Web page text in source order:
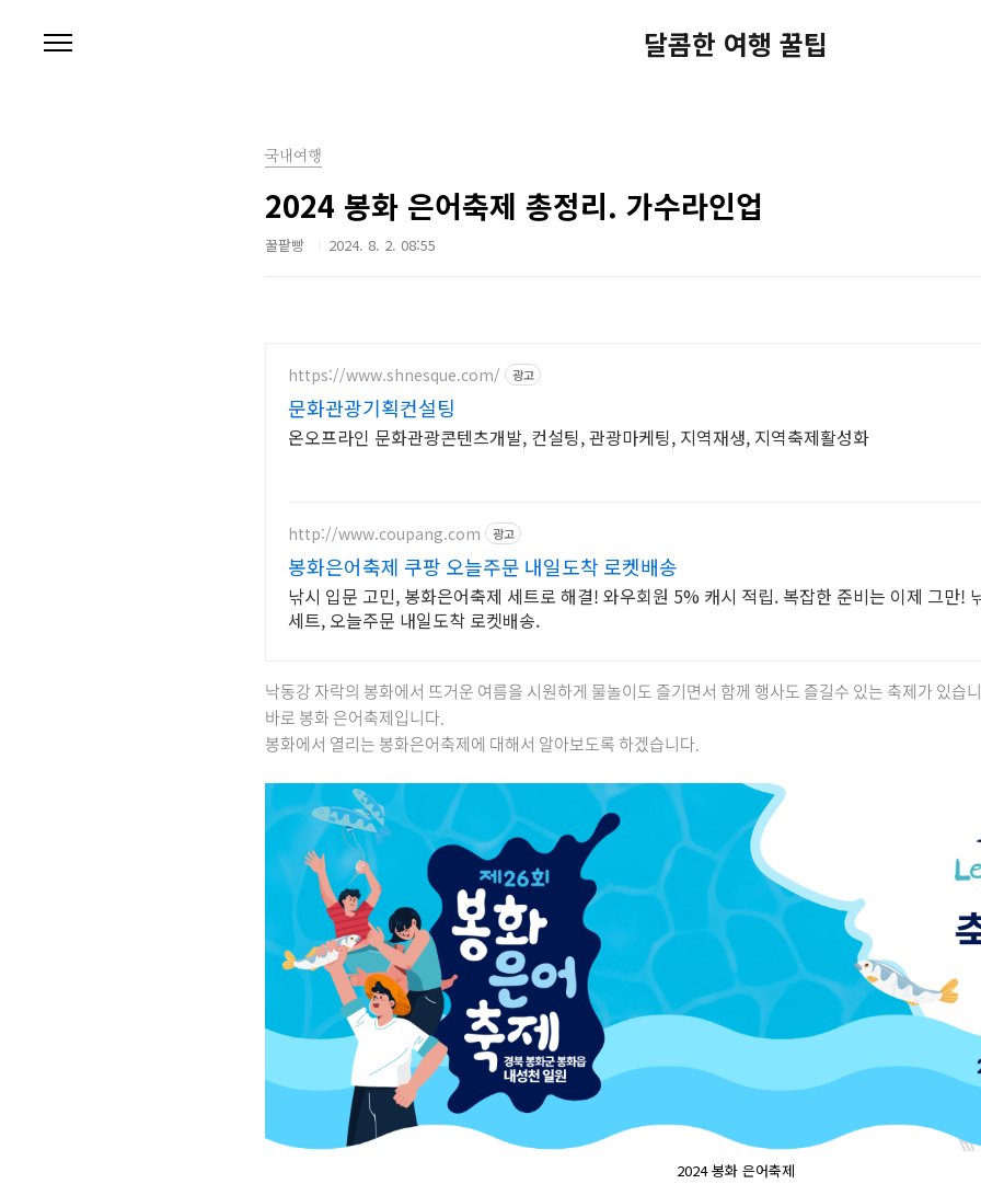
달콤한 여행 꿀팁
국내여행
2024 봉화 은어축제 총정리. 가수라인업
꿀팥빵 2024. 8. 2. 08:55
https://www.shnesque.com/ 광고
문화관광기획컨설팅
온오프라인 문화관광콘텐츠개발, 컨설팅, 관광마케팅, 지역재생, 지역축제활성화
http://www.coupang.com 광고
봉화은어축제 쿠팡 오늘주문 내일도착 로켓배송
낚시 입문 고민, 봉화은어축제 세트로 해결! 와우회원 5% 캐시 적립. 복잡한 준비는 이제 그만!
세트, 오늘주문 내일도착 로켓배송.
낙동강 자락의 봉화에서 뜨거운 여름을 시원하게 물놀이도 즐기면서 함께 행사도 즐길수 있는 축제가 있습
바로 봉화 은어축제입니다.
봉화에서 열리는 봉화은어축제에 대해서 알아보도록 하겠습니다.
2024 봉화 은어축제